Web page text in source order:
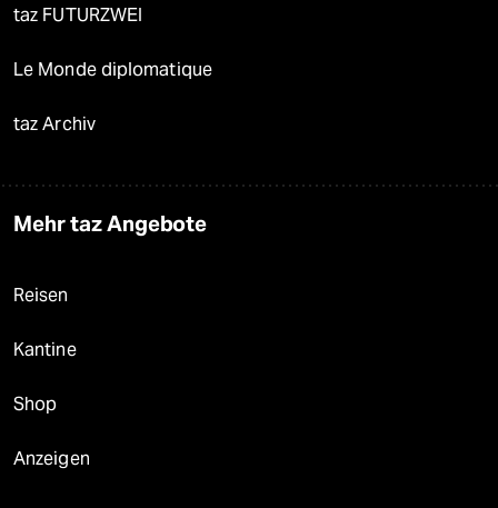
taz FUTURZWEI
Le Monde diplomatique
taz Archiv
Mehr taz Angebote
Reisen
Kantine
Shop
Anzeigen